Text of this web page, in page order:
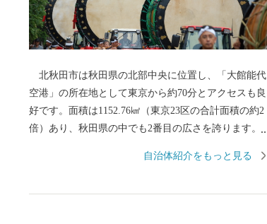
北秋田市は秋田県の北部中央に位置し、「大館能代
空港」の所在地として東京から約70分とアクセスも良
好です。面積は1152.76㎢（東京23区の合計面積の約2
倍）あり、秋田県の中でも2番目の広さを誇ります。そ
わせ、様々な表情を見せてくれます。「花の百名山」
自治体紹介をもっと見る